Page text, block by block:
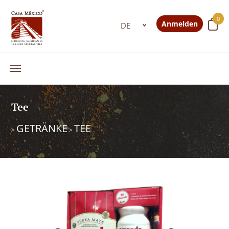
0
Anmelden
Tee
> GETRÄNKE>TEE